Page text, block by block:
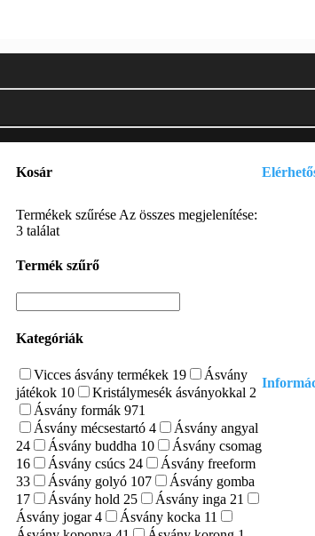
Kosár
Termékek szűrése Az összes megjelenítése:
3 találat
Termék szűrő
Kategóriák
Vicces ásvány termékek 19
Ásvány
játékok 10 Kristálymesék ásványokkal 2
Ásvány formák971
Ásvány mécsestartó4
Ásvány angyal
24
Ásvány buddha 10
Ásvány csomag
16
Ásvány csúcs 24
Ásvány freeform
33
Ásvány golyó 107
Ásvány gomba
17
Ásvány hold 25 Ásvány inga 21
Ásvány jogar4 Ásvány kocka 11